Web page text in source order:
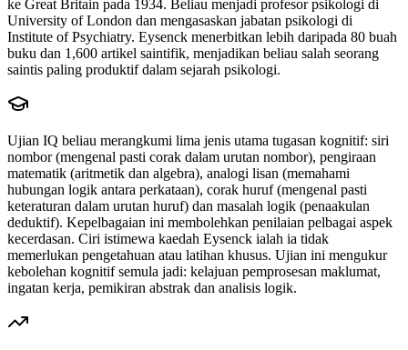
ke Great Britain pada 1934. Beliau menjadi profesor psikologi di
University of London dan mengasaskan jabatan psikologi di
Institute of Psychiatry. Eysenck menerbitkan lebih daripada 80 buah
buku dan 1,600 artikel saintifik, menjadikan beliau salah seorang
saintis paling produktif dalam sejarah psikologi.
Ujian IQ beliau merangkumi lima jenis utama tugasan kognitif: siri
nombor (mengenal pasti corak dalam urutan nombor), pengiraan
matematik (aritmetik dan algebra), analogi lisan (memahami
hubungan logik antara perkataan), corak huruf (mengenal pasti
keteraturan dalam urutan huruf) dan masalah logik (penaakulan
deduktif). Kepelbagaian ini membolehkan penilaian pelbagai aspek
kecerdasan. Ciri istimewa kaedah Eysenck ialah ia tidak
memerlukan pengetahuan atau latihan khusus. Ujian ini mengukur
kebolehan kognitif semula jadi: kelajuan pemprosesan maklumat,
ingatan kerja, pemikiran abstrak dan analisis logik.